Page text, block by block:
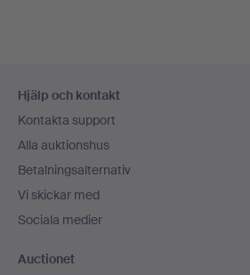
Hjälp och kontakt
Kontakta support
Alla auktionshus
Betalningsalternativ
Vi skickar med
Sociala medier
Auctionet